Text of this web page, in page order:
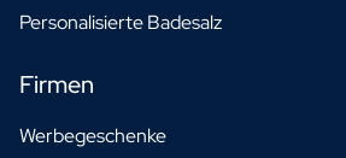
Personalisierte Badesalz
Firmen
Werbegeschenke